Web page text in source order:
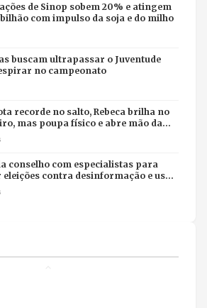
de Sinop sobem 20% e atingem
bilhão com impulso da soja e do milho
buscam ultrapassar o Juventude
no campeonato
recorde no salto, Rebeca brilha no
mas poupa físico e abre mão da
conselho com especialistas para
contra desinformação e uso
IA